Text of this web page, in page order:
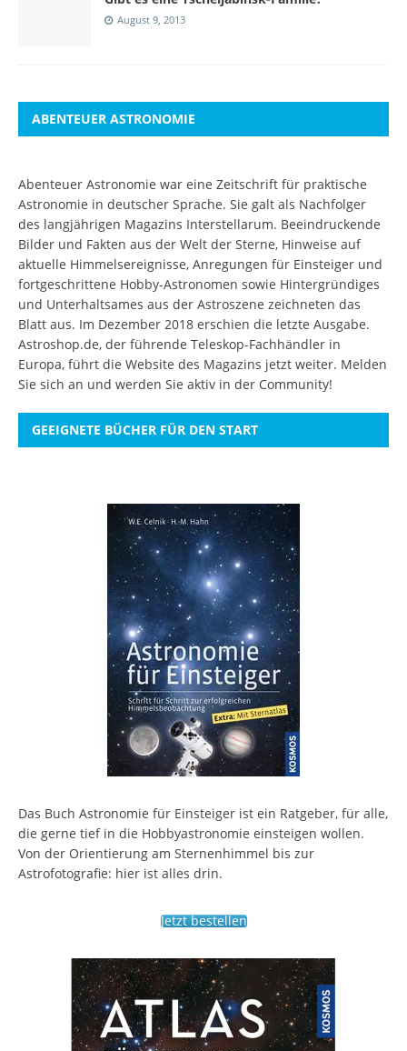
August 9, 2013
ABENTEUER ASTRONOMIE
Abenteuer Astronomie war eine Zeitschrift für praktische
Astronomie in deutscher Sprache. Sie galt als Nachfolger
des langjährigen Magazins Interstellarum. Beeindruckende
Bilder und Fakten aus der Welt der Sterne, Hinweise auf
aktuelle Himmelsereignisse, Anregungen für Einsteiger und
fortgeschrittene Hobby-Astronomen sowie Hintergründiges
und Unterhaltsames aus der Astroszene zeichneten das
Blatt aus. Im Dezember 2018 erschien die letzte Ausgabe.
Astroshop.de, der führende Teleskop-Fachhändler in
Europa, führt die Website des Magazins jetzt weiter. Melden
Sie sich an und werden Sie aktiv in der Community!
GEEIGNETE BÜCHER FÜR DEN START
Das Buch Astronomie für Einsteiger ist ein Ratgeber, für alle,
die gerne tief in die Hobbyastronomie einsteigen wollen.
Von der Orientierung am Sternenhimmel bis zur
Astrofotografie: hier ist alles drin.
Jetzt bestellen